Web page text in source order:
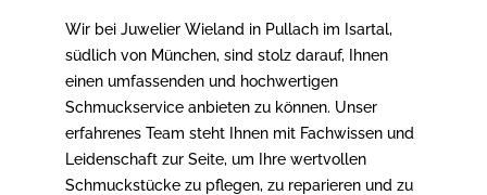
Wir bei Juwelier Wieland in Pullach im Isartal,
südlich von München, sind stolz darauf, Ihnen
einen umfassenden und hochwertigen
Schmuckservice anbieten zu können. Unser
erfahrenes Team steht Ihnen mit Fachwissen und
Leidenschaft zur Seite, um Ihre wertvollen
Schmuckstücke zu pflegen, zu reparieren und zu